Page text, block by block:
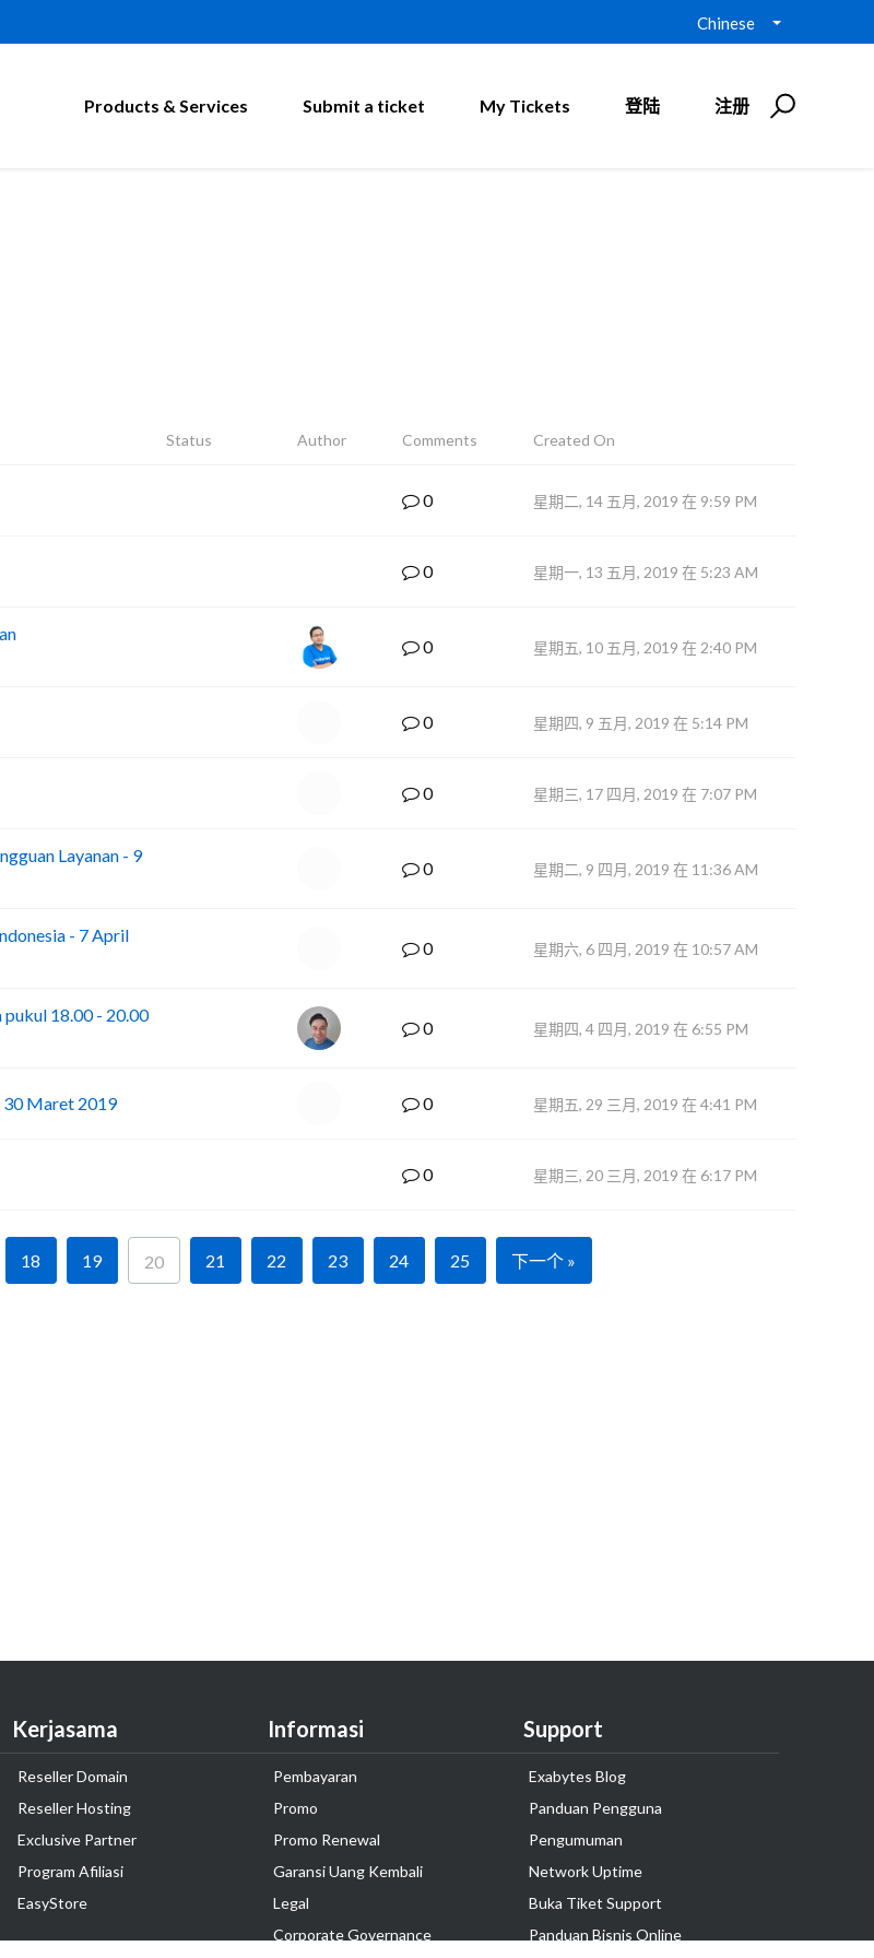
Chinese
Products & Services Submit a ticket My Tickets 登陆 注册
Status Author Comments Created On
0 星期二, 14 五月, 2019 在 9:59 PM
0 星期一, 13 五月, 2019 在 5:23 AM
0 星期五, 10 五月, 2019 在 2:40 PM
0 星期四, 9 五月, 2019 在 5:14 PM
0 星期三, 17 四月, 2019 在 7:07 PM
Layanan - 9
0 星期二, 9 四月, 2019 在 11:36 AM
- 7 April
0 星期六, 6 四月, 2019 在 10:57 AM
pukul 18.00 - 20.00
0 星期四, 4 四月, 2019 在 6:55 PM
30 Maret 2019 0 星期五, 29 三月, 2019 在 4:41 PM
0 星期三, 20 三月, 2019 在 6:17 PM
18 19 20 21 22 23 24 25 下一个 »
Kerjasama
Reseller Domain
Reseller Hosting
Exclusive Partner
Program Afiliasi
EasyStore
Informasi
Pembayaran
Promo
Promo Renewal
Garansi Uang Kembali
Legal
Corporate Governance
Support
Exabytes Blog
Panduan Pengguna
Pengumuman
Network Uptime
Buka Tiket Support
Panduan Bisnis Online